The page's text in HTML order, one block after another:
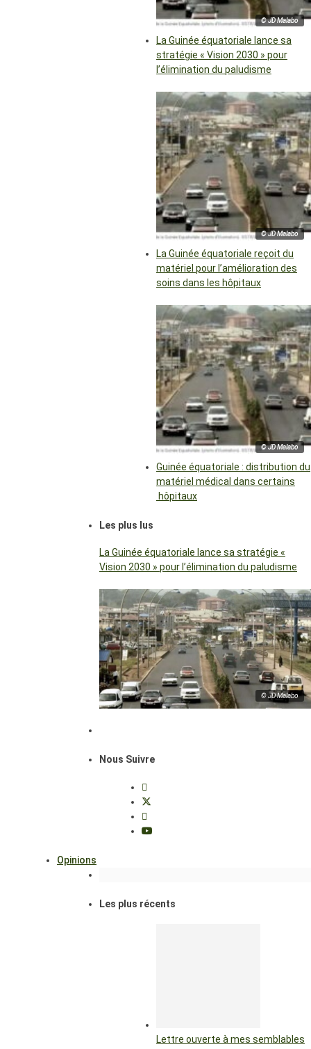
© JD Malabo
La Guinée équatoriale lance sa
stratégie « Vision 2030 » pour
l’élimination du paludisme
© JD Malabo
La Guinée équatoriale reçoit du
matériel pour l’amélioration des
soins dans les hôpitaux
© JD Malabo
Guinée équatoriale : distribution du
matériel médical dans certains
hôpitaux
Les plus lus
La Guinée équatoriale lance sa stratégie «
Vision 2030 » pour l’élimination du paludisme
© JD Malabo
Nous Suivre
Opinions
Les plus récents
Lettre ouverte à mes semblables